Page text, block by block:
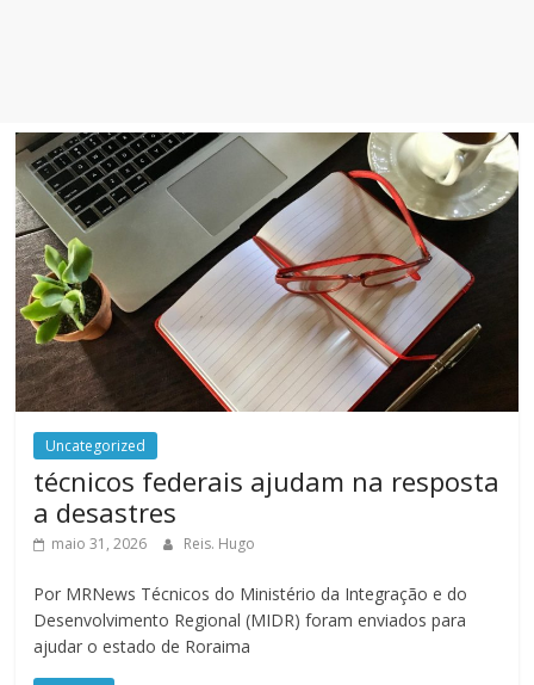
Uncategorized
técnicos federais ajudam na resposta
a desastres
maio 31, 2026 Reis. Hugo
Por MRNews Técnicos do Ministério da Integração e do
Desenvolvimento Regional (MIDR) foram enviados para
ajudar o estado de Roraima